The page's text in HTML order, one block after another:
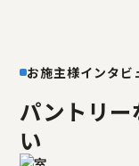
札幌(石狩･空知･
函館(渡島･檜山)
北見(オホーツク)
お施主様インタビ
パントリ
い